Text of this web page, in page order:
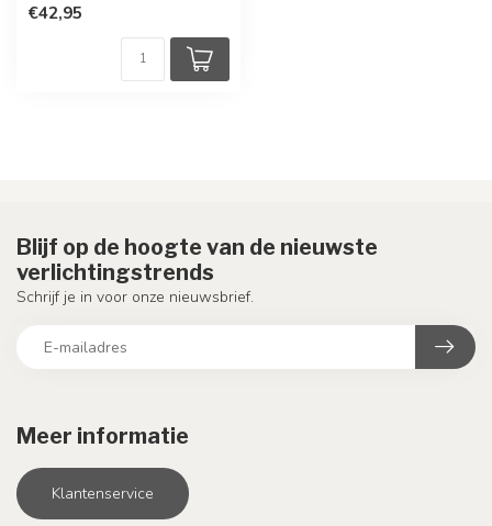
€42,95
Meer informatie
Klantenservice
Blijf op de hoogte van de nieuwste
verlichtingstrends
Schrijf je in voor onze nieuwsbrief.